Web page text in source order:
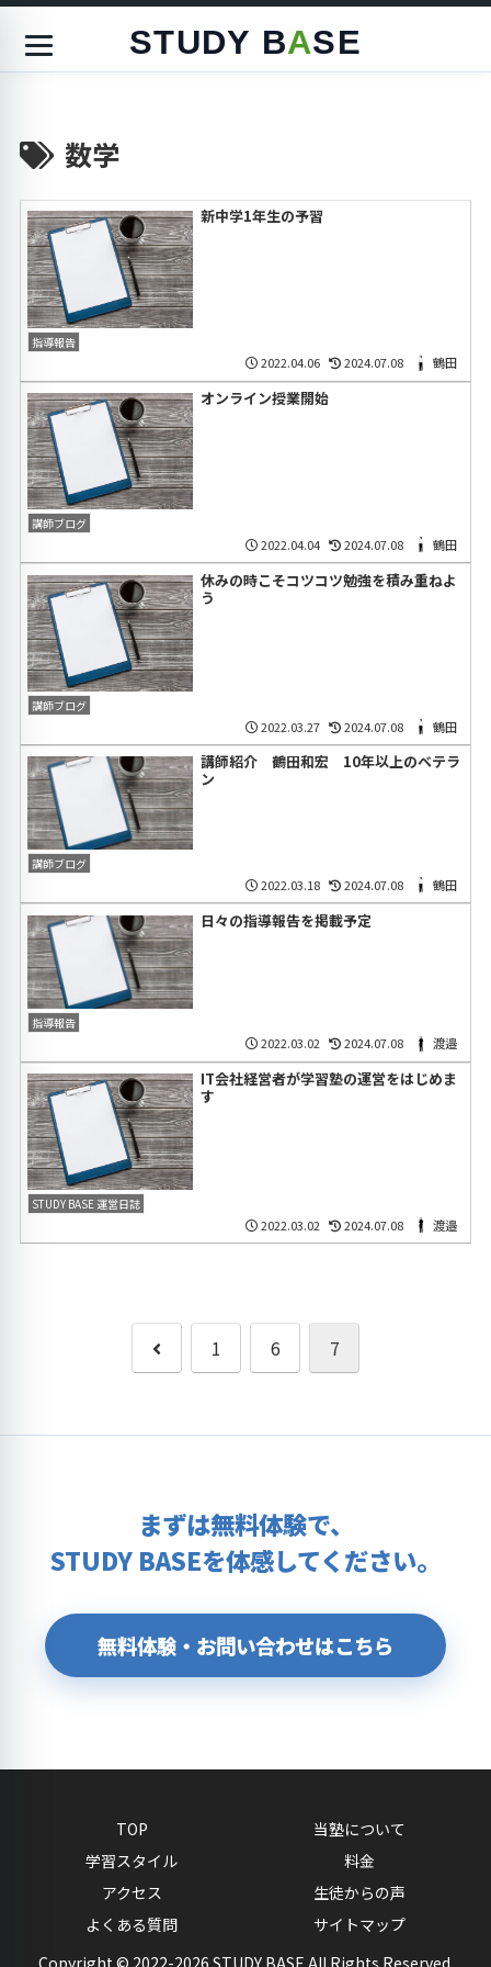
STUDY BASE
数学
指導報告
新中学1年生の予習
2022.04.06 2024.07.08 鶴田
講師ブログ
オンライン授業開始
2022.04.04 2024.07.08 鶴田
講師ブログ
休みの時こそコツコツ勉強を積み重ねよ
う
2022.03.27 2024.07.08 鶴田
講師ブログ
講師紹介 鶴田和宏 10年以上のベテラ
ン
2022.03.18 2024.07.08 鶴田
指導報告
日々の指導報告を掲載予定
2022.03.02 2024.07.08 渡邉
STUDY BASE 運営日誌
IT会社経営者が学習塾の運営をはじめま
す
2022.03.02 2024.07.08 渡邉
前
1 6 7
まずは無料体験で、
STUDY BASEを体感してください。
無料体験・お問い合わせはこちら
TOP
当塾について
学習スタイル
料金
アクセス
生徒からの声
よくある質問
サイトマップ